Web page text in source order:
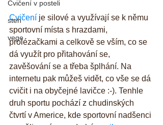
Cvičení v posteli
steh
vege
Cvičení je silové a využívají se k němu
sportovní místa s hrazdami,
prolézačkami a celkově se vším, co se
dá využít pro přitahování se,
zavěšování se a třeba šplhání. Na
internetu pak můžeš vidět, co vše se dá
cvičit i na obyčejné lavičce :-). Tenhle
druh sportu pochází z chudinských
čtvrtí v Americe, kde sportovní nadšenci